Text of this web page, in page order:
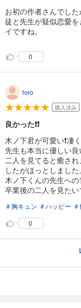
お初の作者さんでし
徒と先生が疑似恋愛
イですね。
0
toro
購入済み
良かった❗❗
木ノ下君が可愛い❗凄
先生も本当に優しい良
二人を見てると癒さ
したがほっとしました。
木ノ下くんの先生への
卒業後の二人を見た
＃胸キュン ＃ハッピー
0